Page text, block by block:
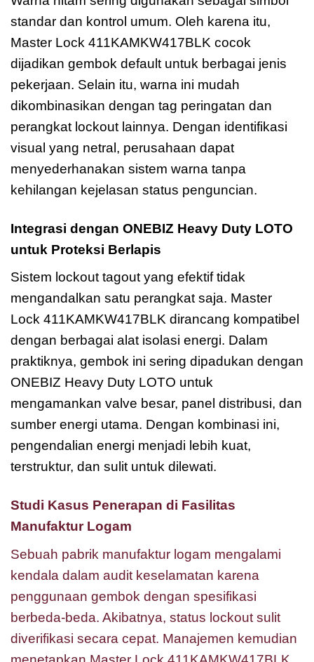
standar dan kontrol umum. Oleh karena itu,
Master Lock 411KAMKW417BLK cocok
dijadikan gembok default untuk berbagai jenis
pekerjaan. Selain itu, warna ini mudah
dikombinasikan dengan tag peringatan dan
perangkat lockout lainnya. Dengan identifikasi
visual yang netral, perusahaan dapat
menyederhanakan sistem warna tanpa
kehilangan kejelasan status penguncian.
Integrasi dengan ONEBIZ Heavy Duty LOTO
untuk Proteksi Berlapis
Sistem lockout tagout yang efektif tidak
mengandalkan satu perangkat saja. Master
Lock 411KAMKW417BLK dirancang kompatibel
dengan berbagai alat isolasi energi. Dalam
praktiknya, gembok ini sering dipadukan dengan
ONEBIZ Heavy Duty LOTO untuk
mengamankan valve besar, panel distribusi, dan
sumber energi utama. Dengan kombinasi ini,
pengendalian energi menjadi lebih kuat,
terstruktur, dan sulit untuk dilewati.
Studi Kasus Penerapan di Fasilitas
Manufaktur Logam
Sebuah pabrik manufaktur logam mengalami
kendala dalam audit keselamatan karena
penggunaan gembok dengan spesifikasi
berbeda-beda. Akibatnya, status lockout sulit
diverifikasi secara cepat. Manajemen kemudian